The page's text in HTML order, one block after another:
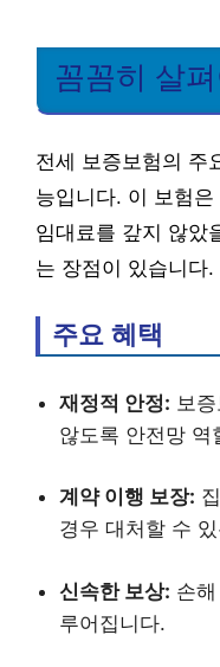
꼼꼼히 살
전세 보증보험의 주
능입니다. 이 보험
임대료를 갚지 않았
는 장점이 있습니다.
주요 혜택
재정적 안정: 보
않도록 안전망 역
계약 이행 보장:
경우 대처할 수
신속한 보상: 손
루어집니다.